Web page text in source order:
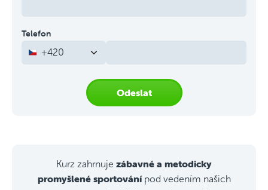
Telefon
+420
Odeslat
Kurz zahrnuje zábavné a metodicky
promyšlené sportovánípod vedením našich